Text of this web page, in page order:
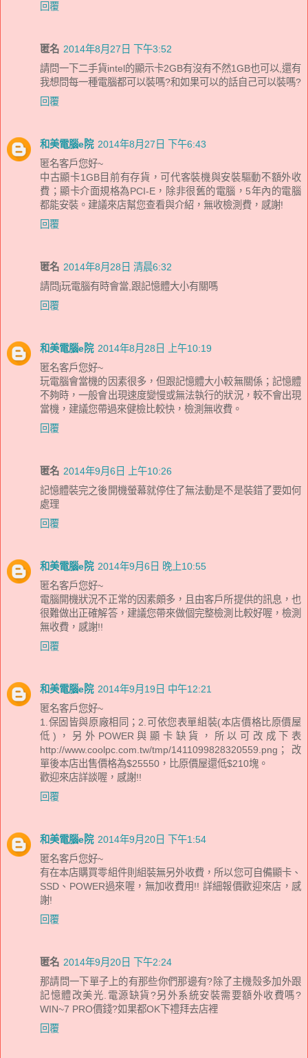
回覆
匿名 2014年8月27日 下午3:52
請問一下二手貨intel的顯示卡2GB有沒有不然1GB也可以,還有
我想問每一種電腦都可以裝嗎?和如果可以的話自己可以裝嗎?
回覆
和美電腦e院 2014年8月27日 下午6:43
匿名客戶您好~
中古顯卡1GB目前有存貨，可代客裝機與安裝驅動不額外收
費；顯卡介面規格為PCI-E，除非很舊的電腦，5年內的電腦
都能安裝。建議來店幫您查看與介紹，無收檢測費，感謝!
回覆
匿名 2014年8月28日 清晨6:32
請問j玩電腦有時會當,跟記憶體大小有關嗎
回覆
和美電腦e院 2014年8月28日 上午10:19
匿名客戶您好~
玩電腦會當機的因素很多，但跟記憶體大小較無關係；記憶體
不夠時，一般會出現速度變慢或無法執行的狀況，較不會出現
當機，建議您帶過來健檢比較快，檢測無收費。
回覆
匿名 2014年9月6日 上午10:26
記憶體裝完之後開機螢幕就停住了無法動是不是裝錯了要如何
處理
回覆
和美電腦e院 2014年9月6日 晚上10:55
匿名客戶您好~
電腦開機狀況不正常的因素頗多，且由客戶所提供的訊息，也
很難做出正確解答，建議您帶來做個完整檢測比較好喔，檢測
無收費，感謝!!
回覆
和美電腦e院 2014年9月19日 中午12:21
匿名客戶您好~
1.保固皆與原廠相同；2.可依您表單組裝(本店價格比原價屋
低)，另外POWER與顯卡缺貨，所以可改成下表
http://www.coolpc.com.tw/tmp/1411099828320559.png；改
單後本店出售價格為$25550，比原價屋還低$210塊。
歡迎來店詳談喔，感謝!!
回覆
和美電腦e院 2014年9月20日 下午1:54
匿名客戶您好~
有在本店購買零組件則組裝無另外收費，所以您可自備顯卡、
SSD、POWER過來喔，無加收費用!! 詳細報價歡迎來店，感
謝!
回覆
匿名 2014年9月20日 下午2:24
那請問一下單子上的有那些你們那邊有?除了主機殼多加外跟
記憶體改美光.電源缺貨?另外系統安裝需要額外收費嗎?
WIN~7 PRO價錢?如果都OK下禮拜去店裡
回覆